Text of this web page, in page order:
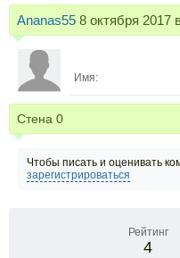
Ananas55 8 октября 2017
Имя:
Стена 0
Чтобы писать и оценивать
зарегистрироваться
Рейтинг
4